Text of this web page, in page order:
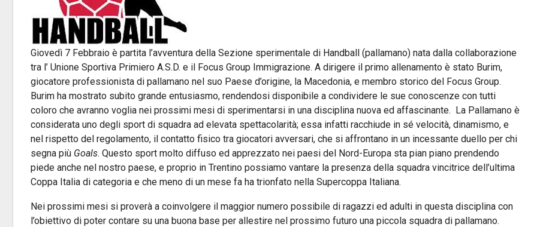
Giovedì 7 Febbraio è partita l’avventura della Sezione sperimentale di Handball (pallamano) nata dalla collaborazione
tra l’ Unione Sportiva Primiero A.S.D. e il Focus Group Immigrazione. A dirigere il primo allenamento è stato Burim,
giocatore professionista di pallamano nel suo Paese d’origine, la Macedonia, e membro storico del Focus Group.
Burim ha mostrato subito grande entusiasmo, rendendosi disponibile a condividere le sue conoscenze con tutti
coloro che avranno voglia nei prossimi mesi di sperimentarsi in una disciplina nuova ed affascinante. La Pallamano è
considerata uno degli sport di squadra ad elevata spettacolarità; essa infatti racchiude in sé velocità, dinamismo, e
nel rispetto del regolamento, il contatto fisico tra giocatori avversari, che si affrontano in un incessante duello per chi
segna più Goals. Questo sport molto diffuso ed apprezzato nei paesi del Nord-Europa sta pian piano prendendo
piede anche nel nostro paese, e proprio in Trentino possiamo vantare la presenza della squadra vincitrice dell’ultima
Coppa Italia di categoria e che meno di un mese fa ha trionfato nella Supercoppa Italiana.
Nei prossimi mesi si proverà a coinvolgere il maggior numero possibile di ragazzi ed adulti in questa disciplina con
l’obiettivo di poter contare su una buona base per allestire nel prossimo futuro una piccola squadra di pallamano.